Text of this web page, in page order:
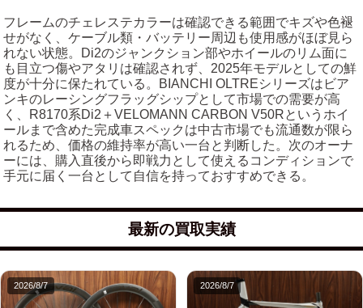
フレームのチェレステカラーは確認できる範囲でキズや色褪
せがなく、ケーブル類・バッテリー周辺も使用感がほぼ見ら
れない状態。Di2のジャンクション部やホイールのリム面に
も目立つ傷やアタリは確認されず、2025年モデルとしての鮮
度が十分に保たれている。BIANCHI OLTREシリーズはビア
ンキのレーシングフラッグシップとして市場での需要が高
く、R8170系Di2＋VELOMANN CARBON V50Rというホイ
ールまで含めた完成車スペックは中古市場でも流通数が限ら
れるため、価格の維持率が高い一台と判断した。次のオーナ
ーには、購入直後から即戦力として使えるコンディションで
手元に届く一台として自信を持っておすすめできる。
最新の買取実績
2026/8/7 2026/8/7